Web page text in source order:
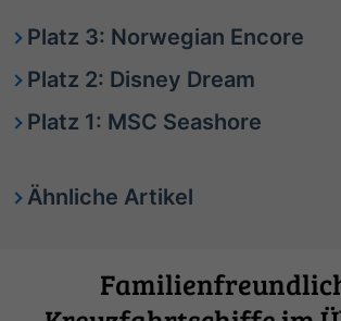
Platz 3: Norwegian Encore
Platz 2: Disney Dream
Platz 1: MSC Seashore
Ähnliche Artikel